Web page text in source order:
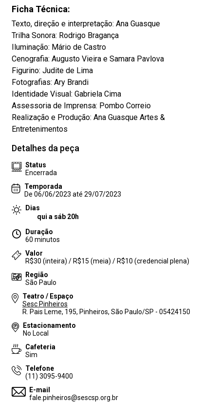
Ficha Técnica:
Texto, direção e interpretação: Ana Guasque
Trilha Sonora: Rodrigo Bragança
Iluminação: Mário de Castro
Cenografia: Augusto Vieira e Samara Pavlova
Figurino: Judite de Lima
Fotografias: Ary Brandi
Identidade Visual: Gabriela Cima
Assessoria de Imprensa: Pombo Correio
Realização e Produção: Ana Guasque Artes &
Entretenimentos
Detalhes da peça
Status
Encerrada
Temporada
De 06/06/2023 até 29/07/2023
Dias
qui a sáb 20h
Duração
60 minutos
Valor
R$30 (inteira) / R$15 (meia) / R$10 (credencial plena)
Região
São Paulo
Teatro / Espaço
Sesc Pinheiros
R. Pais Leme, 195, Pinheiros, São Paulo/SP - 05424150
Estacionamento
No Local
Cafeteria
Sim
Telefone
(11) 3095-9400
E-mail
fale.pinheiros@sescsp.org.br